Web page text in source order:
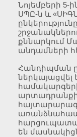
Նոյեմբերի 5-
ՍՊԸ-ն և
քննարկում
անդամների
Հանդիպման
են